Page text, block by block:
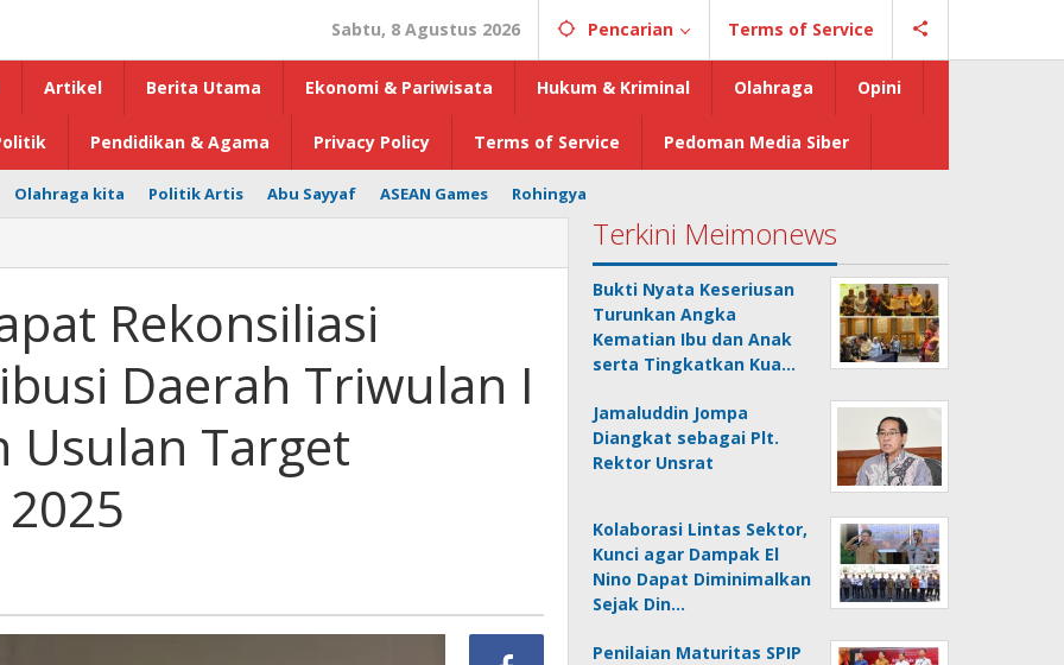
Sabtu, 8 Agustus 2026 Pencarian Terms of Service
Artikel Berita Utama Ekonomi & Pariwisata Hukum & Kriminal Olahraga Opini
Pendidikan & Agama Privacy Policy Terms of Service Pedoman Media Siber
Olahraga kita Politik Artis Abu Sayyaf ASEAN Games Rohingya
Rekonsiliasi
Daerah Triwulan I
Usulan Target
Terkini Meimonews
Bukti Nyata Keseriusan
Turunkan Angka
Kematian Ibu dan Anak
serta Tingkatkan Kua…
Jamaluddin Jompa
Diangkat sebagai Plt.
Rektor Unsrat
Kolaborasi Lintas Sektor,
Kunci agar Dampak El
Nino Dapat Diminimalkan
Sejak Din…
Penilaian Maturitas SPIP